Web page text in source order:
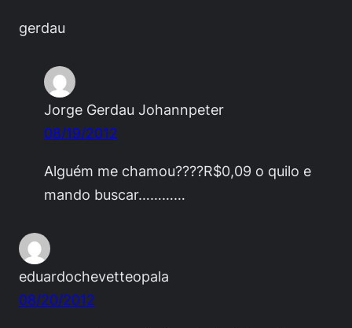
gerdau
Jorge Gerdau Johannpeter
08/19/2012
Alguém me chamou????R$0,09 o quilo e
mando buscar…………
eduardochevetteopala
08/20/2012